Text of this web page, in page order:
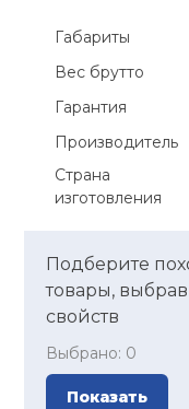
Габариты
Вес брутто
Гарантия
Производитель
Страна
изготовления
Подберите
товары,
свойств
Выбрано: 0
Показать